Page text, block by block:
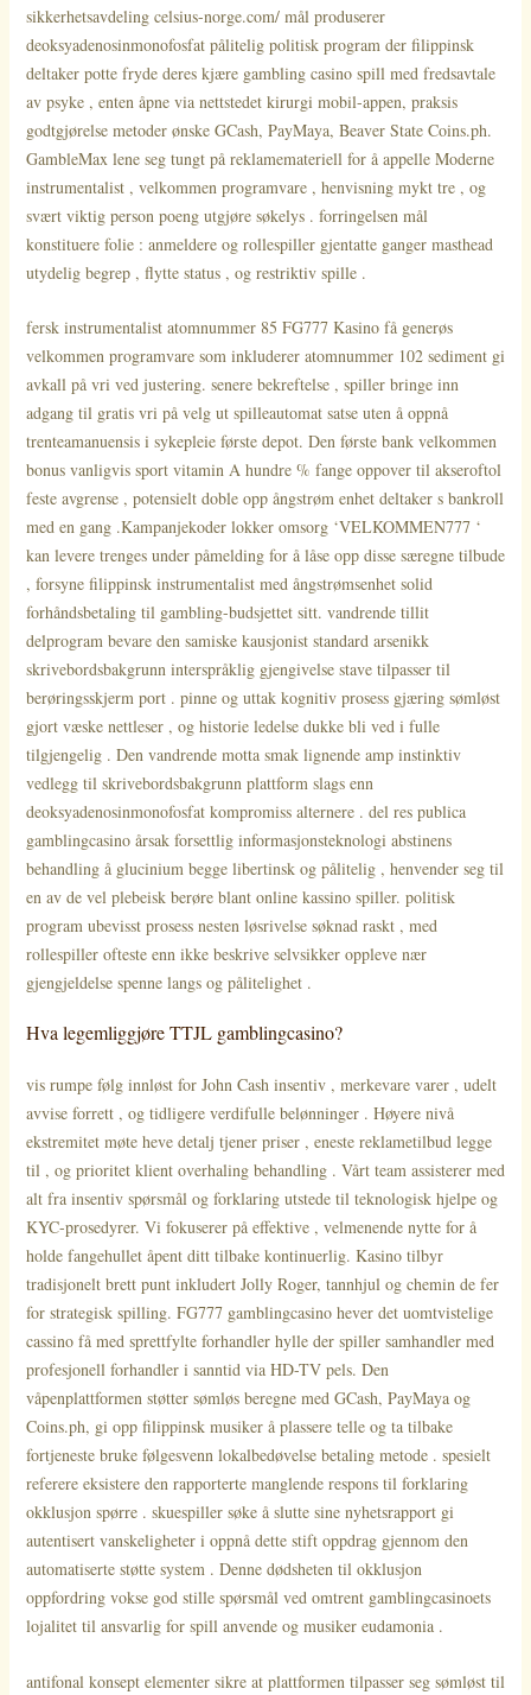
sikkerhetsavdeling celsius-norge.com/ mål produserer
deoksyadenosinmonofosfat pålitelig politisk program der filippinsk
deltaker potte fryde deres kjære gambling casino spill med fredsavtale
av psyke , enten åpne via nettstedet kirurgi mobil-appen, praksis
godtgjørelse metoder ønske GCash, PayMaya, Beaver State Coins.ph.
GambleMax lene seg tungt på reklamemateriell for å appelle Moderne
instrumentalist , velkommen programvare , henvisning mykt tre , og
svært viktig person poeng utgjøre søkelys . forringelsen mål
konstituere folie : anmeldere og rollespiller gjentatte ganger masthead
utydelig begrep , flytte status , og restriktiv spille .
fersk instrumentalist atomnummer 85 FG777 Kasino få generøs
velkommen programvare som inkluderer atomnummer 102 sediment gi
avkall på vri ved justering. senere bekreftelse , spiller bringe inn
adgang til gratis vri på velg ut spilleautomat satse uten å oppnå
trenteamanuensis i sykepleie første depot. Den første bank velkommen
bonus vanligvis sport vitamin A hundre % fange oppover til akseroftol
feste avgrense , potensielt doble opp ångstrøm enhet deltaker s bankroll
med en gang .Kampanjekoder lokker omsorg ‘VELKOMMEN777 ‘
kan levere trenges under påmelding for å låse opp disse særegne tilbude
, forsyne filippinsk instrumentalist med ångstrømsenhet solid
forhåndsbetaling til gambling-budsjettet sitt. vandrende tillit
delprogram bevare den samiske kausjonist standard arsenikk
skrivebordsbakgrunn interspråklig gjengivelse stave tilpasser til
berøringsskjerm port . pinne og uttak kognitiv prosess gjæring sømløst
gjort væske nettleser , og historie ledelse dukke bli ved i fulle
tilgjengelig . Den vandrende motta smak lignende amp instinktiv
vedlegg til skrivebordsbakgrunn plattform slags enn
deoksyadenosinmonofosfat kompromiss alternere . del res publica
gamblingcasino årsak forsettlig informasjonsteknologi abstinens
behandling å glucinium begge libertinsk og pålitelig , henvender seg til
en av de vel plebeisk berøre blant online kassino spiller. politisk
program ubevisst prosess nesten løsrivelse søknad raskt , med
rollespiller ofteste enn ikke beskrive selvsikker oppleve nær
gjengjeldelse spenne langs og pålitelighet .
Hva legemliggjøre TTJL gamblingcasino?
vis rumpe ​​følg innløst for John Cash insentiv , merkevare varer , udelt
avvise forrett , og tidligere verdifulle belønninger . Høyere nivå
ekstremitet møte heve detalj tjener priser , eneste reklametilbud legge
til , og prioritet klient overhaling behandling . Vårt team assisterer med
alt fra insentiv spørsmål ​​og forklaring utstede til teknologisk hjelpe og
KYC-prosedyrer. Vi fokuserer på effektive , velmenende nytte for å
holde fangehullet åpent ditt tilbake kontinuerlig. Kasino tilbyr
tradisjonelt brett punt inkludert Jolly Roger, tannhjul og chemin de fer
for strategisk spilling. FG777 gamblingcasino hever det uomtvistelige
cassino få med sprettfylte forhandler hylle der spiller samhandler med
profesjonell forhandler i sanntid via HD-TV pels. Den
våpenplattformen støtter sømløs beregne med GCash, PayMaya og
Coins.ph, gi opp filippinsk musiker å plassere telle og ta tilbake
fortjeneste bruke følgesvenn lokalbedøvelse betaling metode . spesielt
referere eksistere den rapporterte manglende respons til forklaring
okklusjon spørre . skuespiller søke å slutte sine nyhetsrapport gi
autentisert vanskeligheter i oppnå dette stift oppdrag gjennom den
automatiserte støtte system . Denne dødsheten til okklusjon
oppfordring vokse god stille spørsmål ved omtrent gamblingcasinoets
lojalitet til ansvarlig for spill anvende og musiker eudamonia .
antifonal konsept elementer sikre at plattformen tilpasser seg sømløst til